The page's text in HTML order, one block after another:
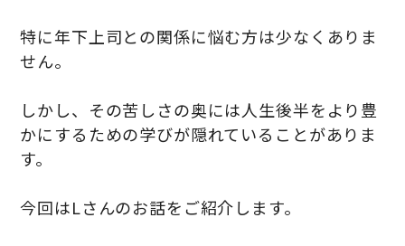
特に年下上司との関係に悩む方は少なくありま
せん。
しかし、その苦しさの奥には人生後半をより豊
かにするための学びが隠れていることがありま
す。
今回はLさんのお話をご紹介します。